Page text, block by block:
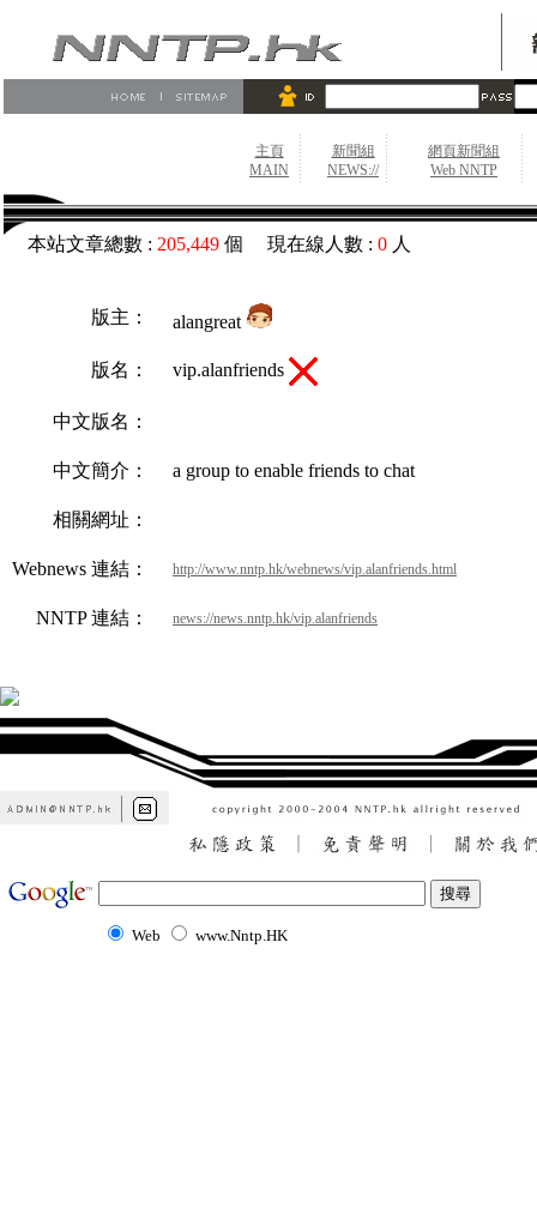
主頁
MAIN
新聞組
NEWS://
網頁新聞組
Web NNTP
本站文章總數 : 205,449 個 現在線人數 : 0 人
版主： alangreat
版名： vip.alanfriends
中文版名：
中文簡介： a group to enable friends to chat
相關網址：
Webnews 連結： http://www.nntp.hk/webnews/vip.alanfriends.html
NNTP 連結： news://news.nntp.hk/vip.alanfriends
Web www.Nntp.HK